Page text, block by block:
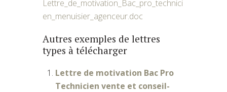
Lettre_de_motivation_Bac_pro_technici
en_menuisier_agenceur.doc
Autres exemples de lettres
types à télécharger
Lettre de motivation Bac Pro
Technicien vente et conseil-